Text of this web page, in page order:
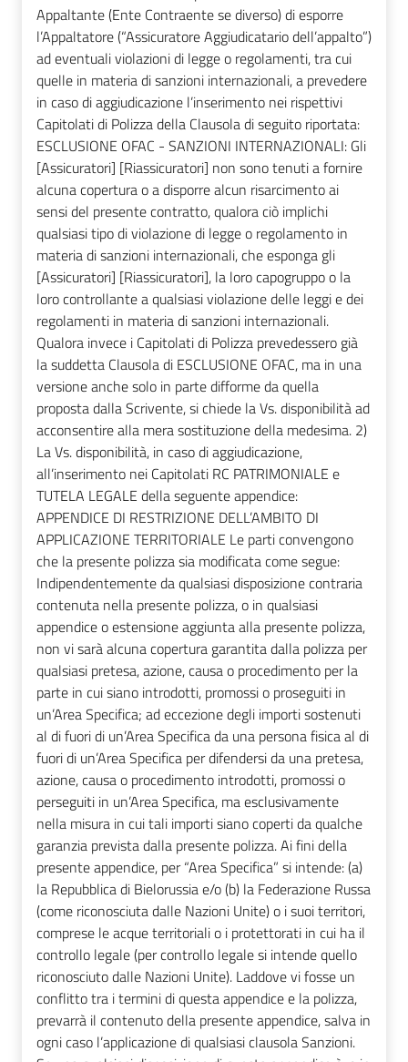
Appaltante (Ente Contraente se diverso) di esporre
l’Appaltatore (“Assicuratore Aggiudicatario dell’appalto”)
ad eventuali violazioni di legge o regolamenti, tra cui
quelle in materia di sanzioni internazionali, a prevedere
in caso di aggiudicazione l’inserimento nei rispettivi
Capitolati di Polizza della Clausola di seguito riportata:
ESCLUSIONE OFAC - SANZIONI INTERNAZIONALI: Gli
[Assicuratori] [Riassicuratori] non sono tenuti a fornire
alcuna copertura o a disporre alcun risarcimento ai
sensi del presente contratto, qualora ciò implichi
qualsiasi tipo di violazione di legge o regolamento in
materia di sanzioni internazionali, che esponga gli
[Assicuratori] [Riassicuratori], la loro capogruppo o la
loro controllante a qualsiasi violazione delle leggi e dei
regolamenti in materia di sanzioni internazionali.
Qualora invece i Capitolati di Polizza prevedessero già
la suddetta Clausola di ESCLUSIONE OFAC, ma in una
versione anche solo in parte difforme da quella
proposta dalla Scrivente, si chiede la Vs. disponibilità ad
acconsentire alla mera sostituzione della medesima. 2)
La Vs. disponibilità, in caso di aggiudicazione,
all’inserimento nei Capitolati RC PATRIMONIALE e
TUTELA LEGALE della seguente appendice:
APPENDICE DI RESTRIZIONE DELL’AMBITO DI
APPLICAZIONE TERRITORIALE Le parti convengono
che la presente polizza sia modificata come segue:
Indipendentemente da qualsiasi disposizione contraria
contenuta nella presente polizza, o in qualsiasi
appendice o estensione aggiunta alla presente polizza,
non vi sarà alcuna copertura garantita dalla polizza per
qualsiasi pretesa, azione, causa o procedimento per la
parte in cui siano introdotti, promossi o proseguiti in
un’Area Specifica; ad eccezione degli importi sostenuti
al di fuori di un’Area Specifica da una persona fisica al di
fuori di un’Area Specifica per difendersi da una pretesa,
azione, causa o procedimento introdotti, promossi o
perseguiti in un’Area Specifica, ma esclusivamente
nella misura in cui tali importi siano coperti da qualche
garanzia prevista dalla presente polizza. Ai fini della
presente appendice, per “Area Specifica” si intende: (a)
la Repubblica di Bielorussia e/o (b) la Federazione Russa
(come riconosciuta dalle Nazioni Unite) o i suoi territori,
comprese le acque territoriali o i protettorati in cui ha il
controllo legale (per controllo legale si intende quello
riconosciuto dalle Nazioni Unite). Laddove vi fosse un
conflitto tra i termini di questa appendice e la polizza,
prevarrà il contenuto della presente appendice, salva in
ogni caso l’applicazione di qualsiasi clausola Sanzioni.